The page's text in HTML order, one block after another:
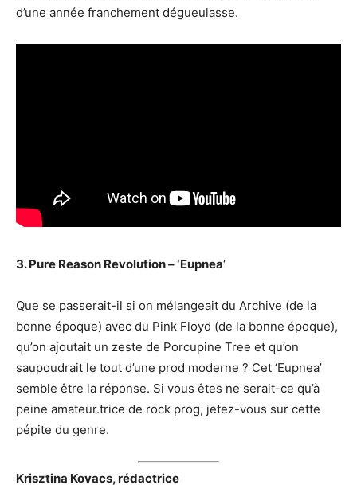
d’une année franchement dégueulasse.
3. Pure Reason Revolution – ‘Eupnea‘
Que se passerait-il si on mélangeait du Archive (de la
bonne époque) avec du Pink Floyd (de la bonne époque),
qu’on ajoutait un zeste de Porcupine Tree et qu’on
saupoudrait le tout d’une prod moderne ? Cet ‘Eupnea’
semble être la réponse. Si vous êtes ne serait-ce qu’à
peine amateur.trice de rock prog, jetez-vous sur cette
pépite du genre.
Krisztina Kovacs, rédactrice